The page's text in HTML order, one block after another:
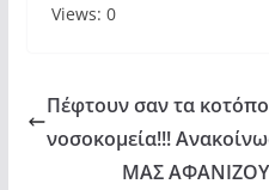
Views: 0
Πέφτoυν σαν τα
νοσοκομεία!!!
ΜΑΣ